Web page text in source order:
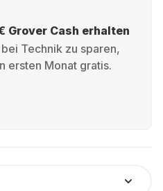
Grover Cash erhalten
Technik zu sparen,
ersten Monat gratis.